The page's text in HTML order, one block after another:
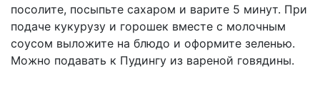
посолите, посыпьте сахаром и варите 5 минут. При
подаче кукурузу и горошек вместе с молочным
соусом выложите на блюдо и оформите зеленью.
Можно подавать к Пудингу из вареной говядины.